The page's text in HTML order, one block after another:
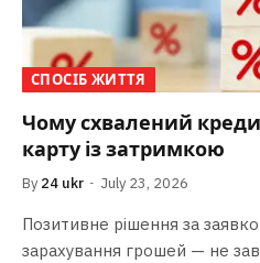
СПОСІБ ЖИТТЯ
Чому схвалений
карту із затримкою
By 24 ukr July 23, 2026
Позитивне рішення за
зарахування грошей — не